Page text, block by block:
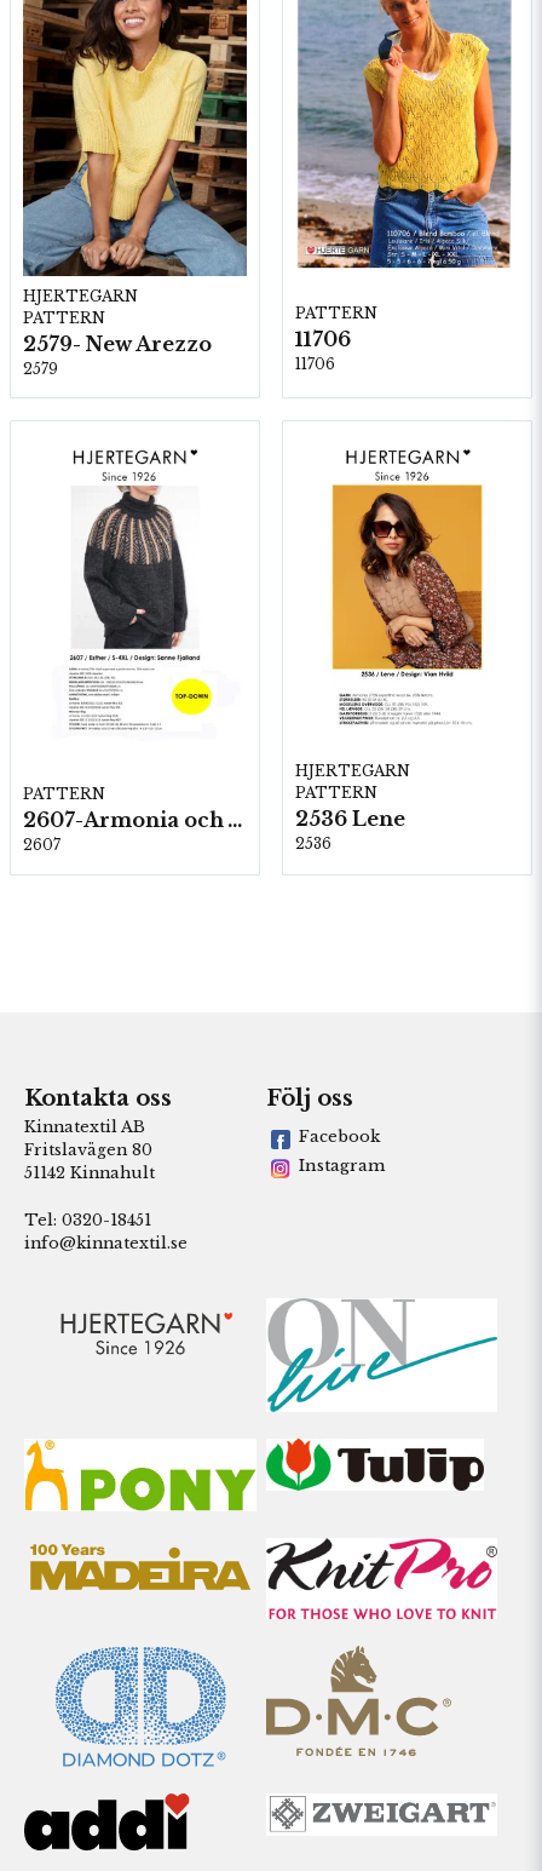
HJERTEGARN
PATTERN
2579- New Arezzo
2579
PATTERN
11706
11706
PATTERN
2607-Armonia och Alpaca 400
2607
HJERTEGARN
PATTERN
2536 Lene
2536
Kontakta oss
Kinnatextil AB
Fritslavägen 80
51142 Kinnahult
Tel: 0320-18451
info@kinnatextil.se
Följ oss
Facebook
Instagram